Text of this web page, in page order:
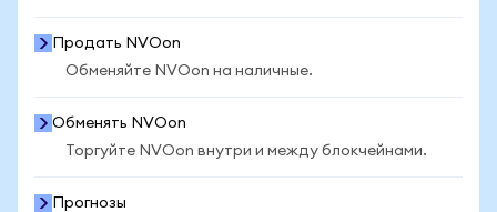
Продать NVOon
Обменяйте NVOon на наличные.
Обменять NVOon
Торгуйте NVOon внутри и между блокчейнами.
Прогнозы